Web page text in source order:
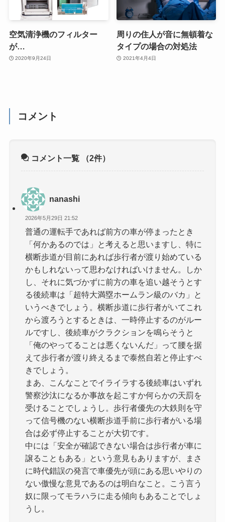
空気清浄機のフィルター
が…
2020年9月24日
周りの住人が音に無頓着な
タイプの場合の対処法
2021年4月4日
コメント
コメント一覧 （2件）
nanashi
2026年5月29日 21:52
普通の運転手であれば前方の車が停まったとき
「何かあるのでは」と考えると思いますし、特に
横断歩道が目前にあれば歩行者が渡り始めている
かもしれないって思わなければいけません。しか
し、それに気づかずに前方の車を追い越そうとす
る後続車は「超特大満塁ホームラン級のバカ」と
いうべきでしょう。横断歩道に歩行者がいてこれ
から渡ろうとするときは、一時停止するのがルー
ルですし、後続車がクラクションを鳴らそうと
「俺のやってることは悪くないんだ」って腰を据
えて歩行者が渡り終えるまで泰然自若と停止すべ
きでしょう。
まあ、こんなことでイライラする後続車はいずれ
警察沙汰になるか事故を起こすか何らかの天罰を
受けることでしょうし。歩行者優先の大鉄則を守
って信号機のない横断歩道手前に歩行者がいる場
合は必ず停止することが大切です。
中には「安全が確認できない場合は歩行者が車に
譲ることもある」という意見もありますが、まさ
に時代錯誤の発言で車優先が頭にある思いやりの
ない傲慢な意見であるのは明白なこと。こう言う
奴に限ってモラハラに走る傾向もあることでしょ
うし。